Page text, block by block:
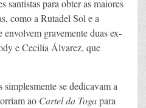
santistas para obter as maiores
como a Rutadel Sol e a
gravemente duas ex-
e Cecilia Álvarez, que
se dedicavam a
ao Cartel da Togapara